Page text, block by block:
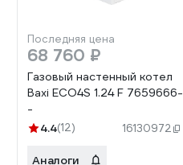
Последняя цена
68 760 ₽
Газовый настенный котел
Baxi ECO4S 1.24 F 7659666-
-
4.4(12) 16130972
Аналоги